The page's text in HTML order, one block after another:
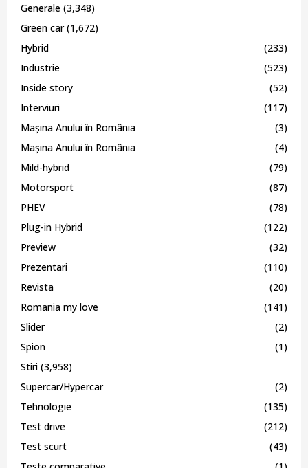
Generale (3,348)
Green car(1,672)
Hybrid
(233)
Industrie
(523)
Inside story
(52)
Interviuri
(117)
Mașina Anului în România
(3)
Mașina Anului în România
(4)
Mild-hybrid
(79)
Motorsport
(87)
PHEV
(78)
Plug-in Hybrid
(122)
Preview
(32)
Prezentari
(110)
Revista
(20)
Romania my love
(141)
Slider
(2)
Spion
(1)
Stiri (3,958)
Supercar/Hypercar
(2)
Tehnologie
(135)
Test drive
(212)
Test scurt
(43)